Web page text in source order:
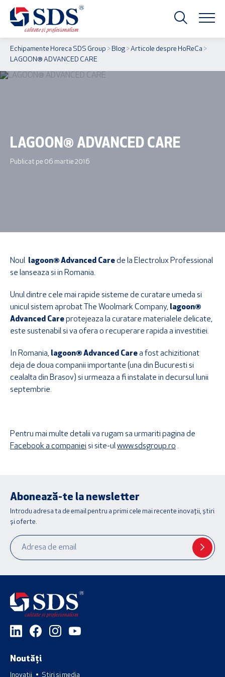
Echipamente Horeca SDS Group > Blog >Articole despre HoReCa >
LAGOON® ADVANCED CARE
LAGOON® ADVANCED CARE
Publicat pe 06 martie 2016
Noul lagoon® Advanced Carede la Electrolux Professional
se lanseaza si in Romania.
Unul dintre cele mai rapide sisteme de curatare umeda si
unicul sistem aprobat The Woolmark Company, lagoon®
Advanced Careprotejeaza la curatare materialele delicate,
este sustenabil si va ofera o recuperare rapida a investitiei.
In Romania, lagoon® Advanced Carea fost achizitionat
deja de doua companii importante (una din Bucuresti si
cealalta din Brasov) si urmeaza a fi instalate in decursul lunii
septembrie.
Pentru mai multe detalii va rugam sa urmariti pagina de
Facebook a companieisi site-ulwww.sdsgroup.ro .
Abonează-te la newsletter
Introdu adresa ta de email pentru a primi cele mai recente inovații, știri
și oferte.
Noutăți
Inovații Știri și media